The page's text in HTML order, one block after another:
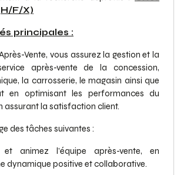
F/X)
principales :
Vente, vous assurez la gestion et la
après-vente de la concession,
la carrosserie, le magasin ainsi que
en optimisant les performances du
assurant la satisfaction client.
des tâches suivantes :
animez l’équipe après-vente, en
dynamique positive et collaborative.